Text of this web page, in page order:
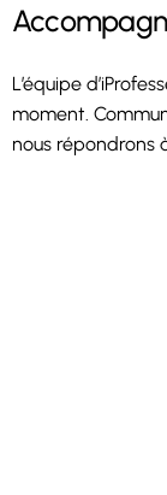
L’équipe
moment.
nous répondrons